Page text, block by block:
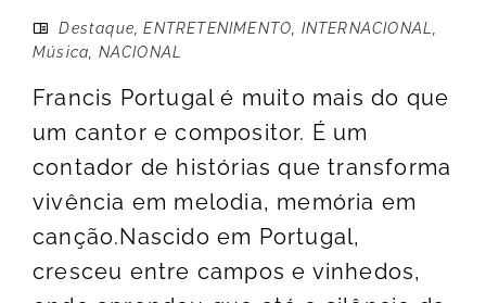
Destaque ,ENTRETENIMENTO INTERNACIONAL
Música
NACIONAL
Francis Portugal é muito mais do que
um cantor e compositor. É um
contador de histórias que transforma
vivência em melodia, memória em
canção.Nascido em Portugal,
cresceu entre campos e vinhedos,